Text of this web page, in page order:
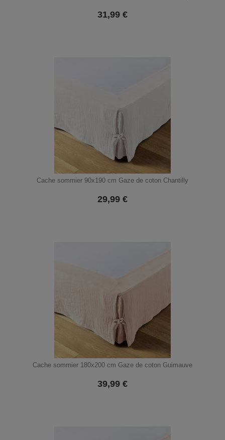
31,99 €
Cache sommier 90x190 cm Gaze de coton Chantilly
29,99 €
Cache sommier 180x200 cm Gaze de coton Guimauve
39,99 €